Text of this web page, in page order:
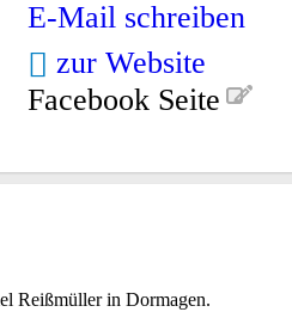
E-Mail schreiben
zur Website
Facebook Seite
Reißmüller in Dormagen.